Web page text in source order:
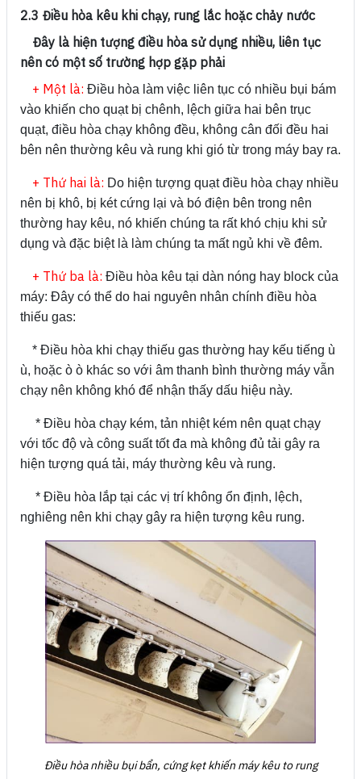
2.3 Điều hòa kêu khi chạy, rung lắc hoặc chảy nước
Đây là hiện tượng điều hòa sử dụng nhiều, liên tục
nên có một số trường hợp gặp phải
+ Một là: Điều hòa làm việc liên tục có nhiều bụi bám
vào khiến cho quạt bị chênh, lệch giữa hai bên trục
quạt, điều hòa chạy không đều, không cân đối đều hai
bên nên thường kêu và rung khi gió từ trong máy bay ra.
+ Thứ hai là: Do hiện tượng quạt điều hòa chạy nhiều
nên bị khô, bị két cứng lại và bó điện bên trong nên
thường hay kêu, nó khiến chúng ta rất khó chịu khi sử
dụng và đặc biệt là làm chúng ta mất ngủ khi về đêm.
+ Thứ ba là: Điều hòa kêu tại dàn nóng hay block của
máy: Đây có thể do hai nguyên nhân chính điều hòa
thiếu gas:
* Điều hòa khi chạy thiếu gas thường hay kếu tiếng ù
ù, hoặc ò ò khác so với âm thanh bình thường máy vẫn
chạy nên không khó để nhận thấy dấu hiệu này.
* Điều hòa chạy kém, tản nhiệt kém nên quạt chạy
với tốc độ và công suất tốt đa mà không đủ tải gây ra
hiện tượng quá tải, máy thường kêu và rung.
* Điều hòa lắp tại các vị trí không ổn định, lệch,
nghiêng nên khi chạy gây ra hiện tượng kêu rung.
Điều hòa nhiều bụi bẩn, cứng kẹt khiến máy kêu to rung